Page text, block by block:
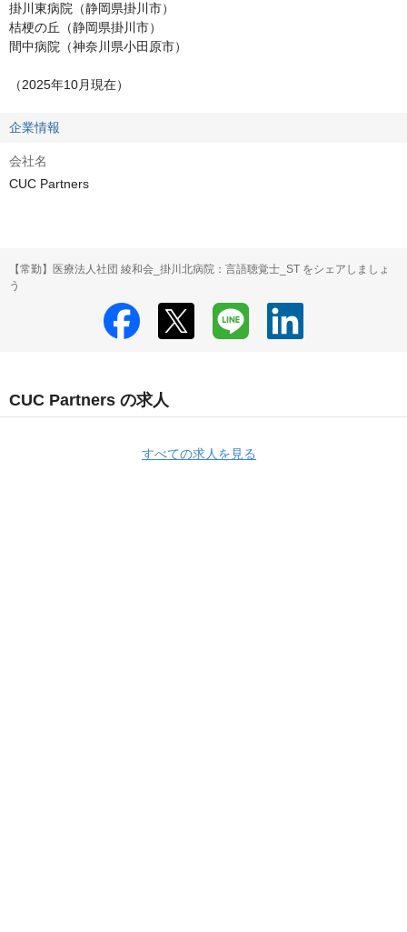
掛川東病院（静岡県掛川市）
桔梗の丘（静岡県掛川市）
間中病院（神奈川県小田原市）
（2025年10月現在）
企業情報
会社名
CUC Partners
【常勤】医療法人社団 綾和会_掛川北病院：言語聴覚士_ST をシェアしましょ
う
CUC Partners の求人
すべての求人を見る